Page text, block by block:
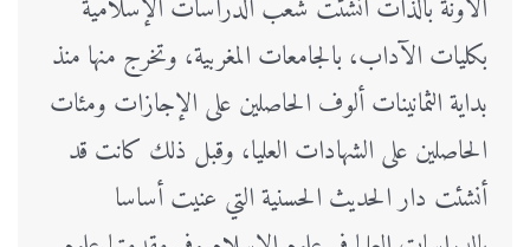
الآونة بالذات أنشئت شعب الدراسات الإسلامية
بكليات الآداب، بالجامعات المغربية، وتخرج منها منذ
بداية الثمانينات ألوف الحاصلين على الإجازات ومئات
الحاصلين على الشهادات العليا، وقبل ذلك كانت قد
أنشئت دار الحديث الحسنية التي عنيت أساسا